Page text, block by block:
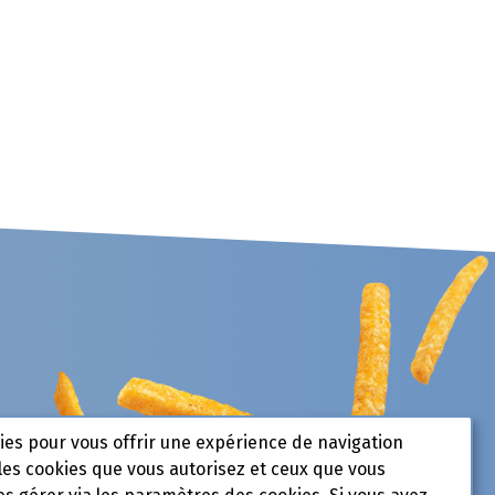
pour vous offrir une expérience de navigation
cookies que vous autorisez et ceux que vous